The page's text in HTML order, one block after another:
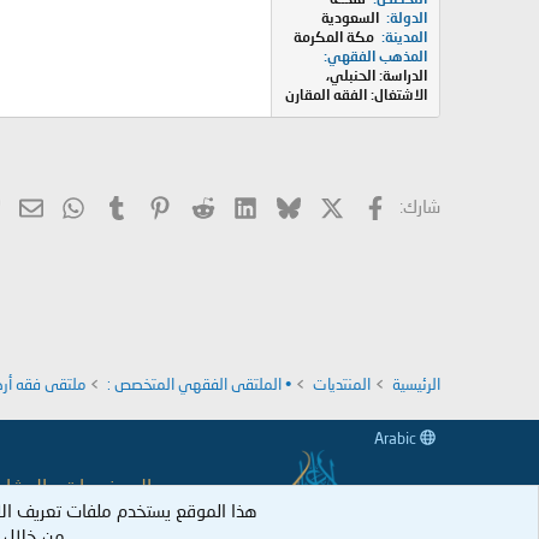
الدولة السعودية
المدينة مكة المكرمة
المذهب الفقهي
الدراسة: الحنبلي،
الاشتغال: الفقه المقارن
شارك: فيسبوك Bluesky
LinkedIn
Reddit
Pinterest
Tumblr
الرئيسية المنتديات • الملتقى الفقهي المتخصص : ملتقى فقه
جميع الموضوعات
وكل عضو نكل
هذا الموقع يستخدم ملفات تعريف